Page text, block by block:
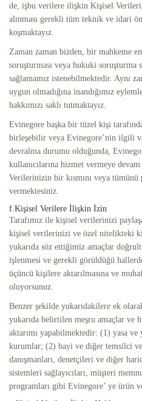
de, işbu verilere ilişkin Kişisel
alınması gerekli tüm teknik ve idari
koşmaktayız.
Zaman zaman bizden, bir mahkeme
soruşturması veya hukuki
sağlamamız istenebilmektedir. Aynı
uygun olmadığına inandığımız
hakkımızı saklı tutmaktayız.
Evinegore başka bir tüzel kişi
birleşebilir veya Evinegore’nin ilgili
devralma durumu olduğunda,
kullanıcılarına hizmet vermeye
Verilerinizin bir kısmını veya tümünü
vermektesiniz.
f.Kişisel Verilere İlişkin İzin
Tarafımız ile kişisel verilerinizi
kişisel verilerinizi ve özel nitelikteki
yukarıda söz ettiğimiz amaçlar
işlenmesi ve gerekli görüldüğü
üçüncü kişilere aktarılmasına ve
oluyorsunuz.
Benzer şekilde yukarıdakilere ek
yukarıda belirtilen meşru amaçlar ve
aktarımı yapabilmektedir: (1) yasa
kurumlar; (2) bayi ve diğer temsilci
danışmanları, denetçileri ve diğer
sistemleri sağlayıcıları, müşteri
programları gibi Evinegore’ ye ürün